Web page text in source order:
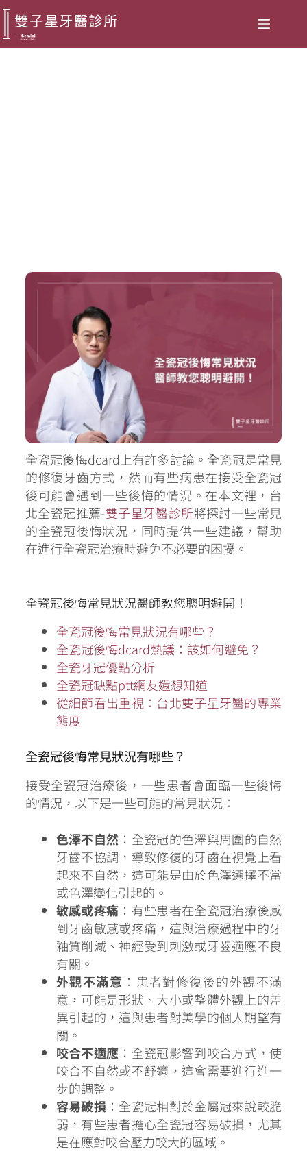
全瓷冠後悔dcard上有許多討論。全瓷冠是常見
的修復牙齒方式，然而有些病患在接受全瓷冠
後可能會遇到一些後悔的情況。在本文裡，台
北全瓷冠推薦-雙子星牙醫診所將探討一些常見
的全瓷冠後悔狀況，同時提供一些建議，幫助
在進行全瓷冠治療時避免不必要的困擾。
全瓷冠後悔常見狀況醫師教您聰明避開！
全瓷冠後悔常見狀況有哪些？
全瓷冠後悔dcard熱議：該如何避免？
全瓷牙冠優點分析
全瓷冠缺點ptt網友還想知道
從細節看出重視：台北雙子星牙醫的專業
態度
全瓷冠後悔常見狀況有哪些？
接受全瓷冠治療後，一些患者會面臨一些後悔
的情況，以下是一些可能的常見狀況：
色澤不自然 ：全瓷冠的色澤與周圍的自然
牙齒不協調，導致修復的牙齒在視覺上看
起來不自然，這可能是由於色澤選擇不當
或色澤變化引起的。
敏感或疼痛 ：有些患者在全瓷冠治療後感
到牙齒敏感或疼痛，這與治療過程中的牙
釉質削減、神經受到刺激或牙齒適應不良
有關。
外觀不滿意 ：患者對修復後的外觀不滿
意，可能是形狀、大小或整體外觀上的差
異引起的，這與患者對美學的個人期望有
關。
咬合不適應 ：全瓷冠影響到咬合方式，使
咬合不自然或不舒適，這會需要進行進一
步的調整。
容易破損 ：全瓷冠相對於金屬冠來說較脆
弱，有些患者擔心全瓷冠容易破損，尤其
是在應對咬合壓力較大的區域。